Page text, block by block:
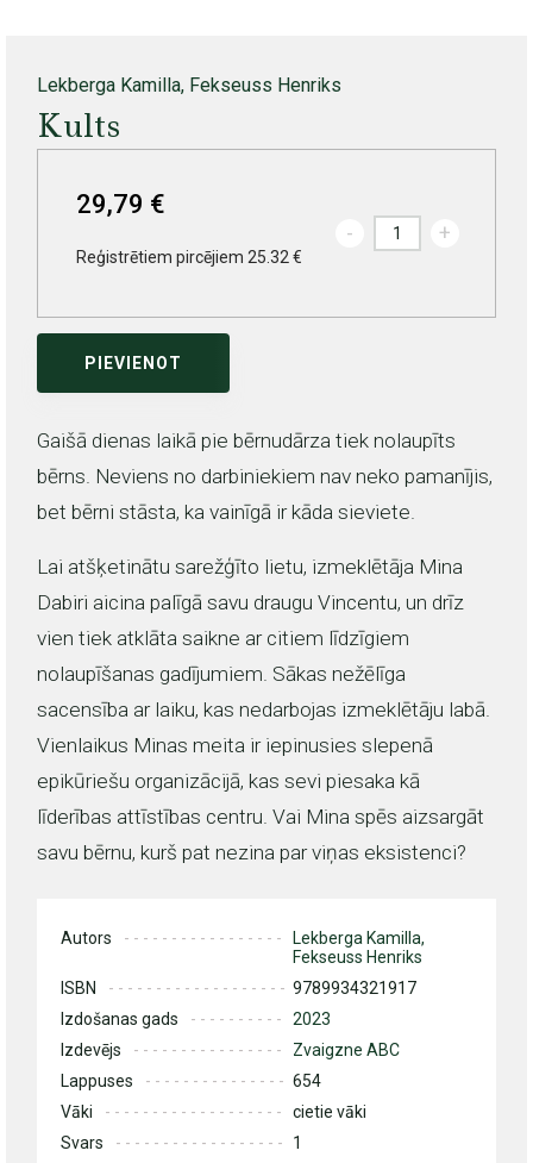
Lekberga Kamilla, Fekseuss Henriks
Kults
29,79 €
Reģistrētiem pircējiem 25.32 €
- +
PIEVIENOT
Gaišā dienas laikā pie bērnudārza tiek nolaupīts
bērns. Neviens no darbiniekiem nav neko pamanījis,
bet bērni stāsta, ka vainīgā ir kāda sieviete.
Lai atšķetinātu sarežģīto lietu, izmeklētāja Mina
Dabiri aicina palīgā savu draugu Vincentu, un drīz
vien tiek atklāta saikne ar citiem līdzīgiem
nolaupīšanas gadījumiem. Sākas nežēlīga
sacensība ar laiku, kas nedarbojas izmeklētāju labā.
Vienlaikus Minas meita ir iepinusies slepenā
epikūriešu organizācijā, kas sevi piesaka kā
līderības attīstības centru. Vai Mina spēs aizsargāt
savu bērnu, kurš pat nezina par viņas eksistenci?
Autors
Lekberga Kamilla,
Fekseuss Henriks
ISBN
9789934321917
Izdošanas gads
2023
Izdevējs
Zvaigzne ABC
Lappuses
654
Vāki
cietie vāki
Svars
1